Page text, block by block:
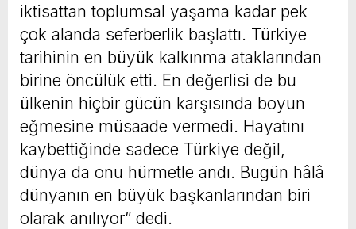
iktisattan toplumsal yaşama kadar pek
çok alanda seferberlik başlattı. Türkiye
tarihinin en büyük kalkınma ataklarından
birine öncülük etti. En değerlisi de bu
ülkenin hiçbir gücün karşısında boyun
eğmesine müsaade vermedi. Hayatını
kaybettiğinde sadece Türkiye değil,
dünya da onu hürmetle andı. Bugün hâlâ
dünyanın en büyük başkanlarından biri
olarak anılıyor” dedi.